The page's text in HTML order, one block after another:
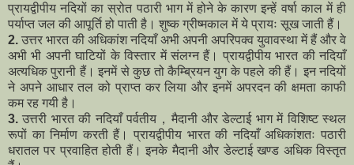
प्रायद्वीपीय नदियों का स्रोत पठारी भाग में होने के कारण इन्हें वर्षा काल में ही
पर्याप्त जल की आपूर्ति हो पाती है। शुष्क ग्रीष्मकाल में ये प्रायः सूख जाती हैं।
2. उत्तर भारत की अधिकांश नदियाँ अभी अपनी अपरिपक्व युवावस्था में हैं और वे
अभी भी अपनी घाटियों के विस्तार में संलग्न हैं। प्रायद्वीपीय भारत की नदियाँ
अत्यधिक पुरानी हैं। इनमें से कुछ तो कैम्ब्रियन युग के पहले की हैं। इन नदियों
ने अपने आधार तल को प्राप्त कर लिया और इनमें अपरदन की क्षमता काफी
कम रह गयी है।
3. उत्तरी भारत की नदियाँ पर्वतीय，मैदानी और डेल्टाई भाग में विशिष्ट स्थल
रूपों का निर्माण करती हैं। प्रायद्वीपीय भारत की नदियाँ अधिकांशतः पठारी
धरातल पर प्रवाहित होती हैं। इनके मैदानी और डेल्टाई खण्ड अधिक विस्तृत